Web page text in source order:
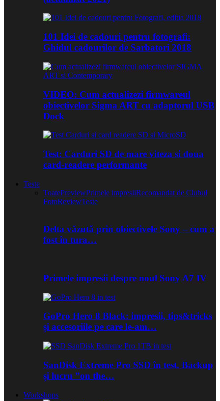
101 Idei de cadouri pentru fotografi:
Ghidul cadourilor de Sarbatori 2018
VIDEO: Cum actualizezi firmwareul
obiectivelor Sigma ART cu adaptorul USB
Dock
Test: Carduri SD de mare viteza si doua
card-readere performante
Teste
ToatePreviewPrimele impresiiRecomandat de Clubul
FotoReviewTeste
Delta văzută prin obiectivele Sony – cum a
fost în tura…
Primele impresii despre noul Sony A7 IV
GoPro Hero 8 Black: impresii, tips&tricks
și accesoriile pe care le-am…
SanDisk Extreme Pro SSD în test. Backup
și lucru ”on the…
Workshops